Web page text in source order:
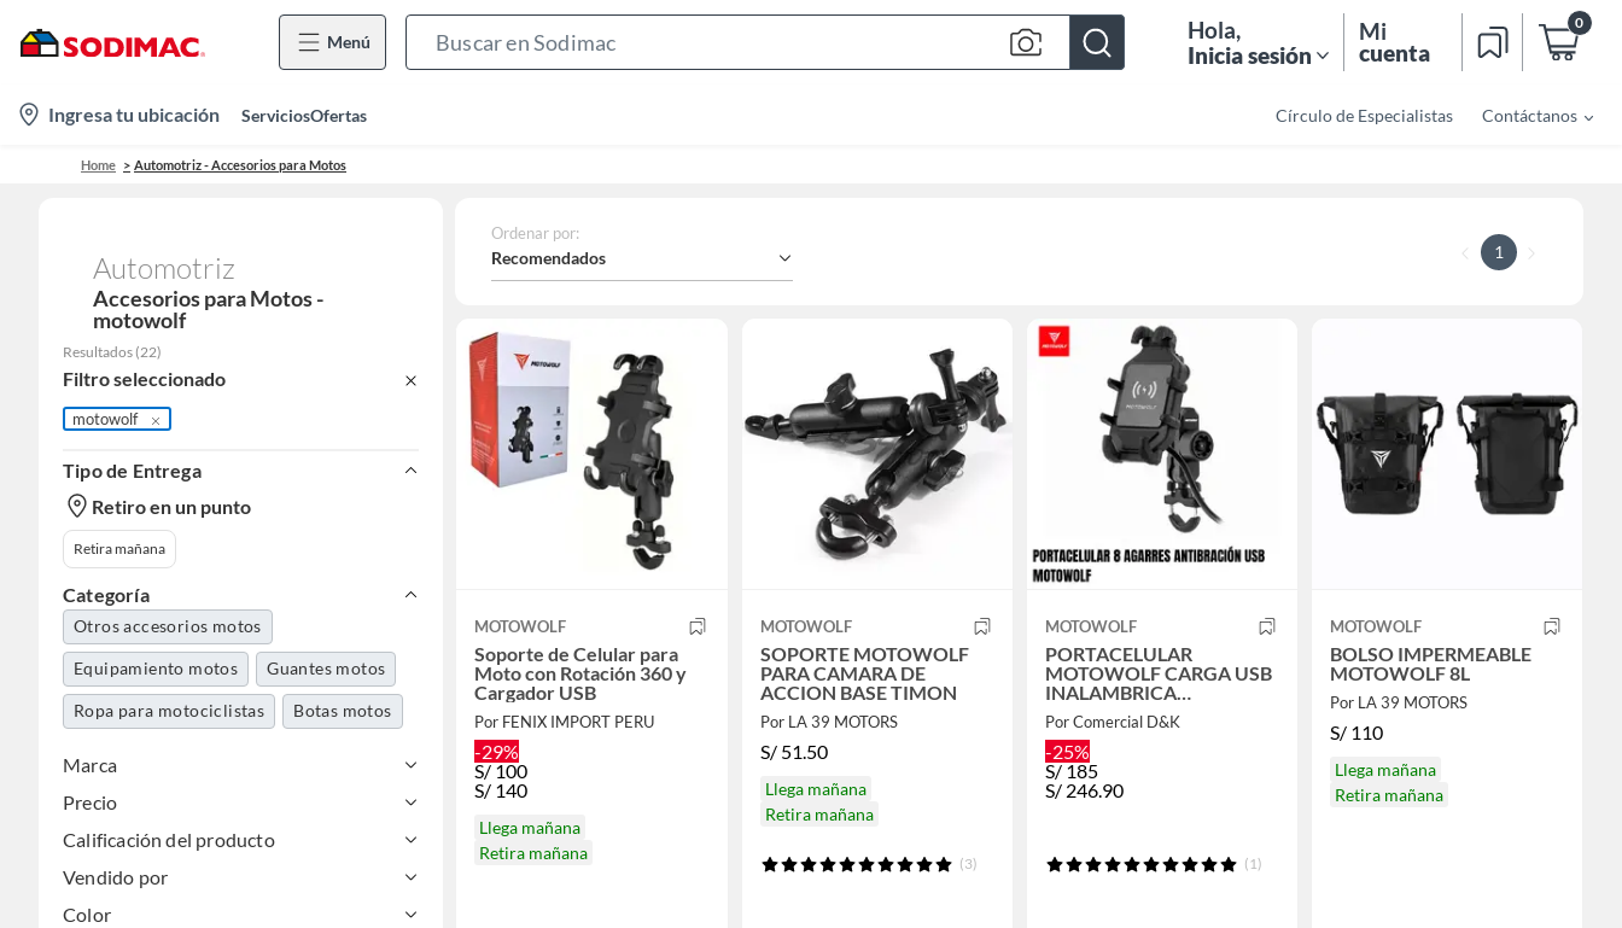
Menú
Bar
Hola,
Inicia sesión
Mi
cuenta
0
location-
icon
Ingresa tu ubicación ServiciosOfertas Círculo de Especialistas Contáctanos
Home Automotriz - Accesorios para Motos
Automotriz
Accesorios para Motos -
motowolf
Resultados (22)
Filtro seleccionado
motowolf
Tipo de Entrega
Retiro en un punto
Retira mañana
Categoría
Otros accesorios motos
Equipamiento motos Guantes motos
Ropa para motociclistas Botas motos
Marca
Precio
Calificación del producto
Vendido por
Color
Ordenar por:
Recomendados 1
MOTOWOLF
Soporte de Celular para
Moto con Rotación 360 y
Cargador USB
Por FENIX IMPORT PERU
-29%
S/ 100
S/ 140
Llega mañana
Retira mañana
MOTOWOLF
SOPORTE MOTOWOLF
PARA CAMARA DE
ACCION BASE TIMON
Por LA 39 MOTORS
S/ 51.50
Llega mañana
Retira mañana
(3)
MOTOWOLF
PORTACELULAR
MOTOWOLF CARGA USB
INALAMBRICA
ANTIVIBACIÓN 8
AGARRES 360° PARA
MANILLAR
Por Comercial D&K
-25%
S/ 185
S/ 246.90
(1)
MOTOWOLF
BOLSO IMPERMEABLE
MOTOWOLF 8L
Por LA 39 MOTORS
S/ 110
Llega mañana
Retira mañana